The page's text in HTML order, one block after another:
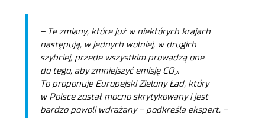
– Te zmiany, które już w niektórych krajach
następują, w jednych wolniej, w drugich
szybciej, przede wszystkim prowadzą one
do tego, aby zmniejszyć emisję CO2.
To proponuje Europejski Zielony Ład, który
w Polsce został mocno skrytykowany i jest
bardzo powoli wdrażany –podkreśla ekspert. –